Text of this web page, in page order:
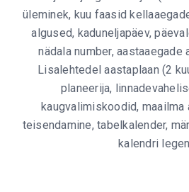
üleminek, kuu faasid
algused, kaduneljapäev,
nädala number, aastaaegade
Lisalehtedel aastaplaan (2
planeerija,
kaugvalimiskoodid, maailma
teisendamine, tabelkalender,
kalendri